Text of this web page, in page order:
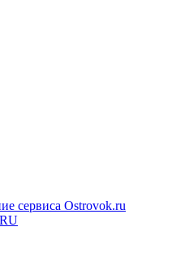
сервиса Ostrovok.ru